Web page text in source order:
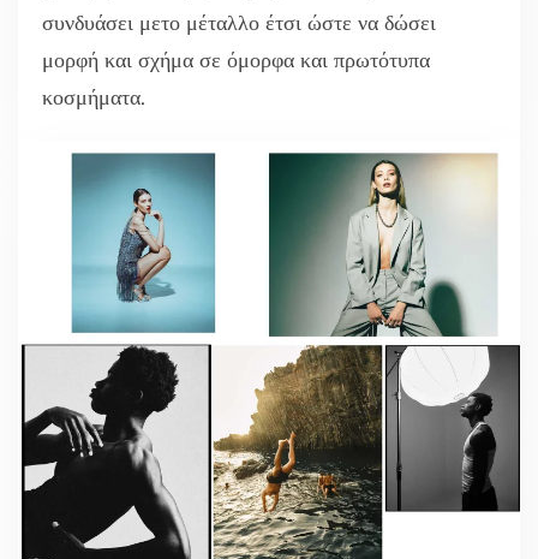
συνδυάσει μετο μέταλλο έτσι ώστε να δώσει
μορφή και σχήμα σε όμορφα και πρωτότυπα
κοσμήματα.